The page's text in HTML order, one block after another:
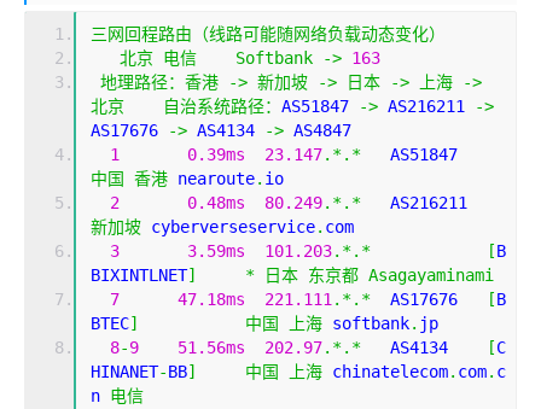
三网回程路由（线路可能随网络负载动态变化）
北京 电信 Softbank -> 163
地理路径：香港
-> 新加坡 -> 日本 -> 上海
->
北京
自治系统路径： AS51847 -> AS216211
->
AS17676
-> AS4134 -> AS4847
1
0.39ms 23.147.*.*
中国
香港 nearoute. io
2
0.48ms 80.249.*.*
新加坡 cyberverseservice. com
3
3.59ms 101.203.*.* [B
BIXINTLNET] * 日本 东京都 Asagayaminami
7
47.18ms 221.111 .*.*
  AS17676
[B
BTEC] 中国 上海 softbank. jp
8-9 51.56ms 202.97.*.*
   AS4134
[C
HINANET-BB] 中国 上海 chinatelecom. com. c
n 电信